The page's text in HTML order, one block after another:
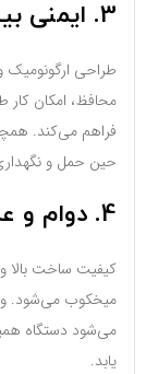
3. ایمنی بیشتر در کار:
طراحی ارگونومیک و
محافظ، امکان
فراهم می‌کند.
حین حمل و
4. دوام و عمر طولانی:
کیفیت ساخت بالا
میخکوب می‌شود.
می‌شود دستگاه
یابد.